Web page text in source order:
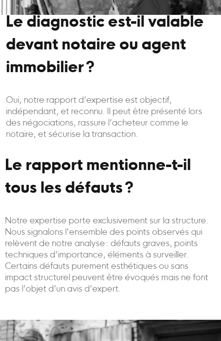
Le diagnostic est-il valable
devant notaire ou agent
immobilier ?
Oui, notre rapport d’expertise est objectif,
indépendant, et reconnu. Il peut être présenté lors
des négociations, rassure l’acheteur comme le
notaire, et sécurise la transaction.
Le rapport mentionne-t-il
tous les défauts ?
Notre expertise porte exclusivement sur la structure.
Nous signalons l’ensemble des points observés qui
relèvent de notre analyse : défauts graves, points
techniques d’importance, éléments à surveiller.
Certains défauts purement esthétiques ou sans
impact structurel peuvent être évoqués mais ne font
pas l’objet d’un avis d’expert.